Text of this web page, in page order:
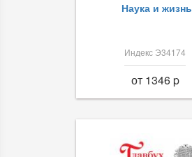
Наука и жизнь
Индекс Э34174
от 1346 p